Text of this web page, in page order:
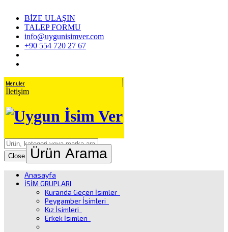
BİZE ULAŞIN
TALEP FORMU
info@uygunisimver.com
+90 554 720 27 67
Menuler
İletişim
Close Ürün Arama
Anasayfa
İSİM GRUPLARI
Kuranda Geçen İsimler
Peygamber İsimleri
Kız İsimleri
Erkek İsimleri